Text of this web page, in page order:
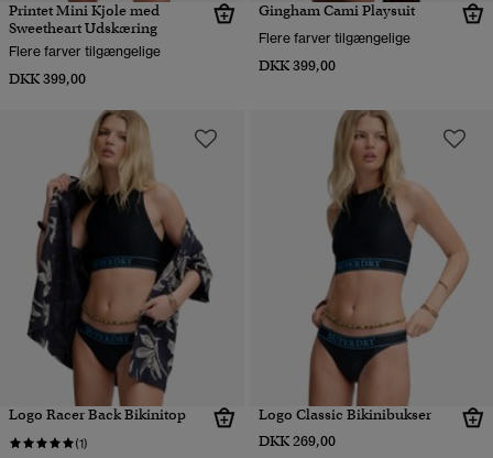
Printet Mini Kjole med
Sweetheart Udskæring
Flere farver tilgængelige
DKK 399,00
Gingham Cami Playsuit
Flere farver tilgængelige
DKK 399,00
Logo Racer Back Bikinitop
(1)
Logo Classic Bikinibukser
DKK 269,00